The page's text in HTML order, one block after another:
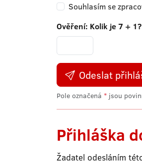
Souhlasím se
Ověření: Kolik je 7 + 1?
Odeslat
Pole označená * jsou
Přihláška
Žadatel odesláním